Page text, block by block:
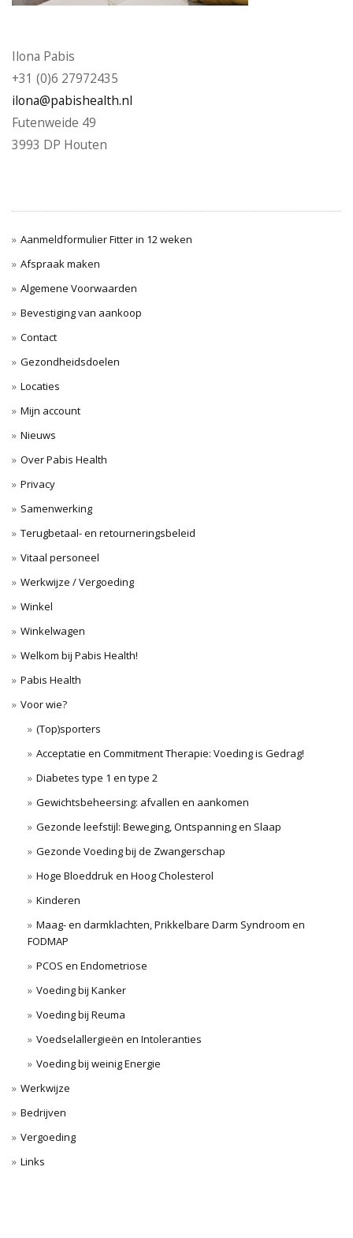
Ilona Pabis
+31 (0)6 27972435
ilona@pabishealth.nl
Futenweide 49
3993 DP Houten
Aanmeldformulier Fitter in 12 weken
Afspraak maken
Algemene Voorwaarden
Bevestiging van aankoop
Contact
Gezondheidsdoelen
Locaties
Mijn account
Nieuws
Over Pabis Health
Privacy
Samenwerking
Terugbetaal- en retourneringsbeleid
Vitaal personeel
Werkwijze / Vergoeding
Winkel
Winkelwagen
Welkom bij Pabis Health!
Pabis Health
Voor wie?
(Top)sporters
Acceptatie en Commitment Therapie: Voeding is Gedrag!
Diabetes type 1 en type 2
Gewichtsbeheersing: afvallen en aankomen
Gezonde leefstijl: Beweging, Ontspanning en Slaap
Gezonde Voeding bij de Zwangerschap
Hoge Bloeddruk en Hoog Cholesterol
Kinderen
Maag- en darmklachten, Prikkelbare Darm Syndroom en
FODMAP
PCOS en Endometriose
Voeding bij Kanker
Voeding bij Reuma
Voedselallergieën en Intoleranties
Voeding bij weinig Energie
Werkwijze
Bedrijven
Vergoeding
Links